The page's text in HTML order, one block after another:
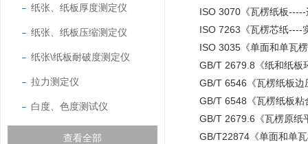
纸张、纸板厚度测定仪
纸张、纸板压缩测定仪
纸张\纸板耐破度测定仪
拉力测定仪
白度、色度测试仪
查看全部
ISO 3070《瓦楞纸板
ISO 7263《瓦楞芯纸----
ISO 3035《单面和单瓦
GB/T 2679.8《纸和纸板
GB/T 6546《瓦楞纸板边
GB/T 6548《瓦楞纸板粘
GB/T 2679.6《瓦楞原纸
GB/T22874《单面和单